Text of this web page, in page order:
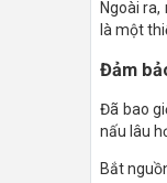
Ngoài
là một
Đảm
Đã bao
nấu lâu
Bắt